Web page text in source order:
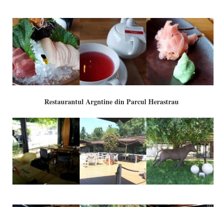
Restaurantul Argntine din Parcul Herastrau